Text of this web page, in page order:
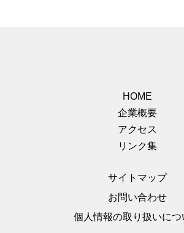
HOME
企業概要
アクセス
リンク集
サイトマップ
お問い合わせ
個人情報の取り扱いにつ